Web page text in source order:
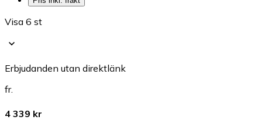
Visa 6 st
Erbjudanden utan direktlänk
fr.
4 339 kr